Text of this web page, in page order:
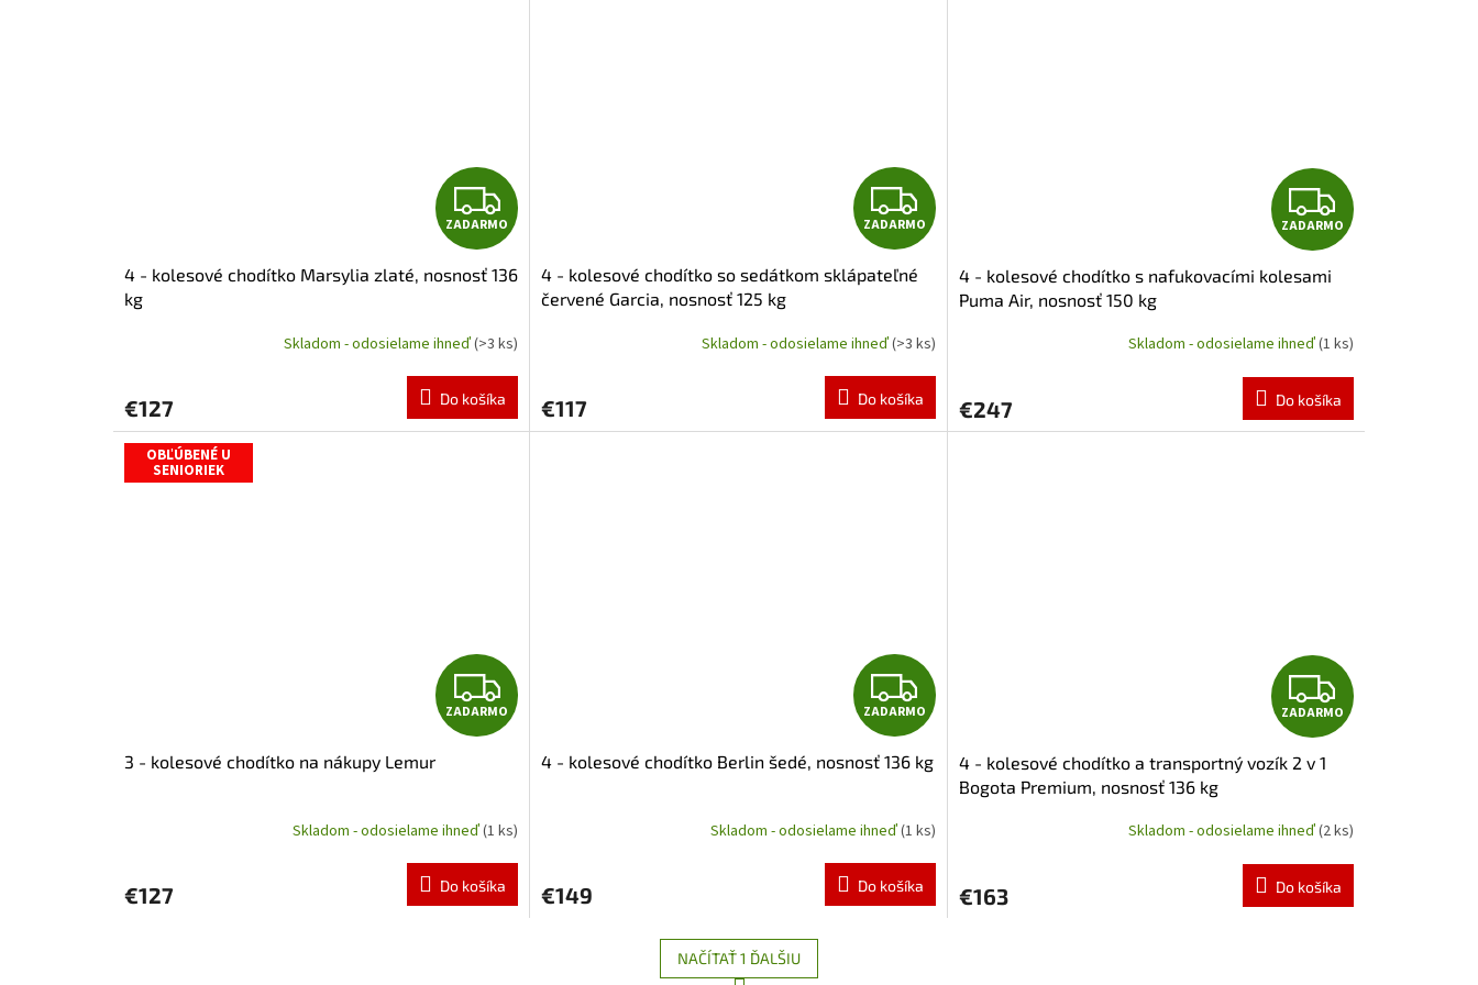
Z
A
D
A
R
M
ZADARMO
4 - kolesové chodítko Marsylia zlaté, nosnosť 136
kg
Skladom - odosielame ihneď(>3 ks)
€127 Do košíka
Z
A
D
A
R
M
ZADARMO
4 - kolesové chodítko so sedátkom sklápateľné
červené Garcia, nosnosť 125 kg
je
5,0
Skladom - odosielame ihneď(>3 ks)
€117 Do košíka
Z
A
A
R
M
ZADARMO
4 - kolesové chodítko s nafukovacími kolesami
Puma Air, nosnosť 150 kg
Skladom - odosielame ihneď(1 ks)
€247 Do košíka
OBĽÚBENÉ U
SENIORIEK
Z
A
A
R
M
ZADARMO
3 - kolesové chodítko na nákupy Lemur
je
Skladom - odosielame ihneď(1 ks)
€127 Do košíka
Z
A
D
A
R
M
ZADARMO
4 - kolesové chodítko Berlin šedé, nosnosť 136 kg
Skladom - odosielame ihneď(1 ks)
€149 Do košíka
Z
A
A
R
M
ZADARMO
4 - kolesové chodítko a transportný vozík 2 v 1
Bogota Premium, nosnosť 136 kg
je
Skladom - odosielame ihneď(2 ks)
€163 Do košíka
NAČÍTAŤ 1 ĎALŠIU